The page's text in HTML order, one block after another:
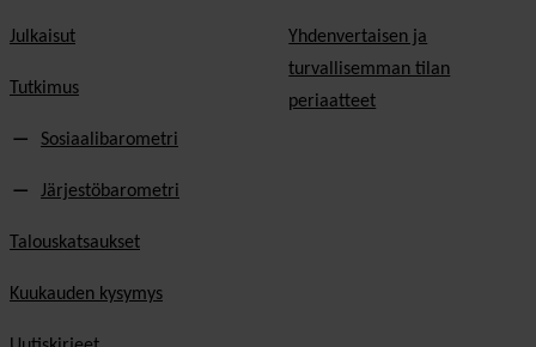
Julkaisut
Tutkimus
Sosiaalibarometri
Järjestöbarometri
Talouskatsaukset
Kuukauden kysymys
Yhdenvertaisen ja
turvallisemman tilan
periaatteet